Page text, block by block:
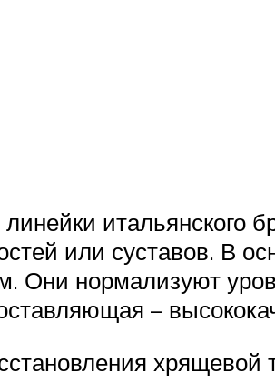
итальянского
или суставов. В
Они нормализуют
–
хрящевой